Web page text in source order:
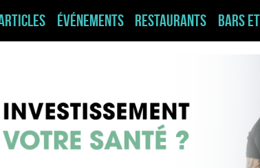
Événements Restaurants Bars